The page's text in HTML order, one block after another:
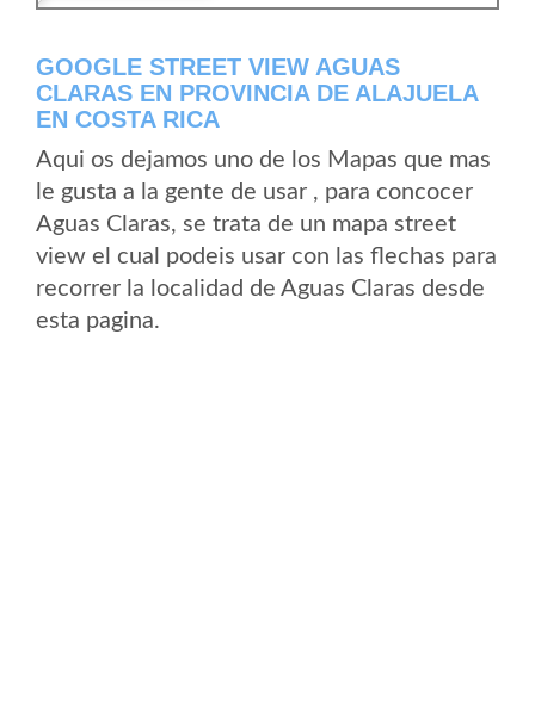
GOOGLE STREET VIEW AGUAS
CLARAS EN PROVINCIA DE ALAJUELA
EN COSTA RICA
Aqui os dejamos uno de los Mapas que mas
le gusta a la gente de usar , para concocer
Aguas Claras, se trata de un mapa street
view el cual podeis usar con las flechas para
recorrer la localidad de Aguas Claras desde
esta pagina.